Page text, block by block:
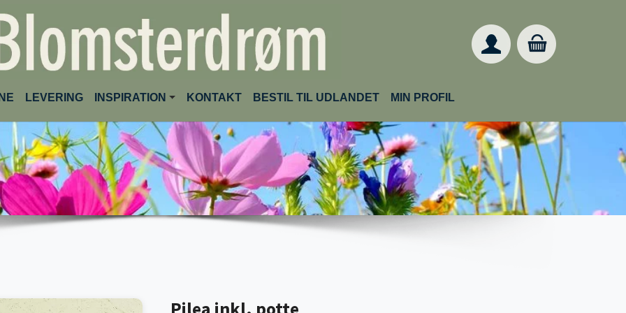
(CURRENT)
LEVERING INSPIRATION KONTAKT BESTIL TIL UDLANDET MIN PROFIL